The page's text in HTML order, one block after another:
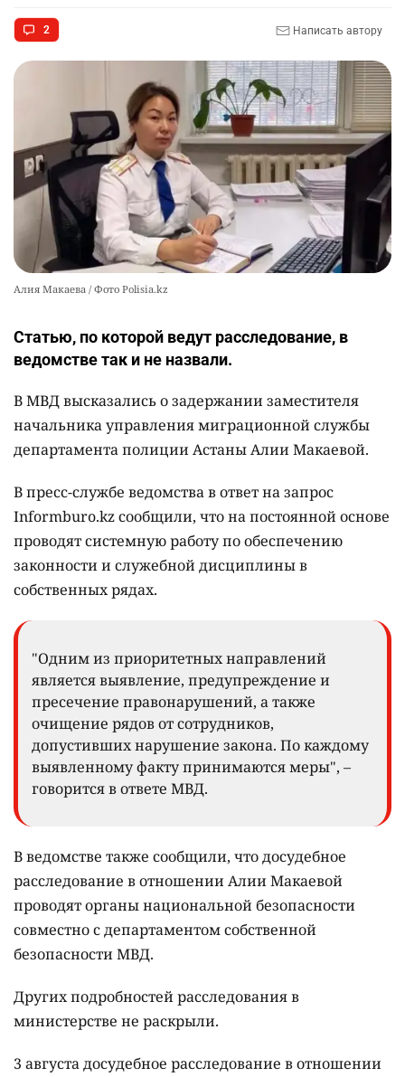
9
2478 2 38
🚗 Казахстанцев убедили оформить
автокредиты за вознаграждение
2478 11
2 Написать автору
Алия Макаева / Фото Polisia.kz
Статью, по которой ведут расследование, в
ведомстве так и не назвали.
В МВД высказались о задержании заместителя
начальника управления миграционной службы
департамента полиции Астаны Алии Макаевой.
В пресс-службе ведомства в ответ на запрос
Informburo.kz сообщили, что на постоянной основе
проводят системную работу по обеспечению
законности и служебной дисциплины в
собственных рядах.
"Одним из приоритетных направлений
является выявление, предупреждение и
пресечение правонарушений, а также
очищение рядов от сотрудников,
допустивших нарушение закона. По каждому
выявленному факту принимаются меры", –
говорится в ответе МВД.
В ведомстве также сообщили, что досудебное
расследование в отношении Алии Макаевой
проводят органы национальной безопасности
совместно с департаментом собственной
безопасности МВД.
Других подробностей расследования в
министерстве не раскрыли.
3 августа досудебное расследование в отношении